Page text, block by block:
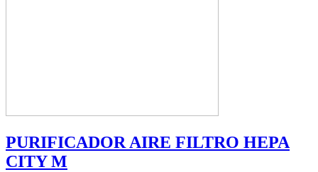
PURIFICADOR AIRE FILTRO HEPA
CITY M